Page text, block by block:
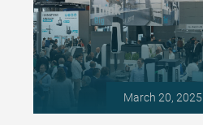
March 20, 2025